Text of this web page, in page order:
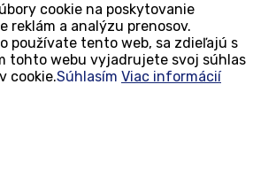
cookie na poskytovanie
reklám a analýzu prenosov.
používate tento web, sa zdieľajú s
tohto webu vyjadrujete svoj súhlas
cookie.Súhlasím Viac informácií